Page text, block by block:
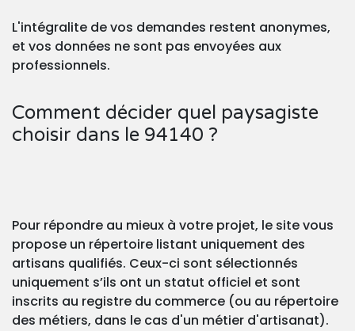
L'intégralite de vos demandes restent anonymes,
et vos données ne sont pas envoyées aux
professionnels.
Comment décider quel paysagiste
choisir dans le 94140 ?
Pour répondre au mieux à votre projet, le site vous
propose un répertoire listant uniquement des
artisans qualifiés. Ceux-ci sont sélectionnés
uniquement s’ils ont un statut officiel et sont
inscrits au registre du commerce (ou au répertoire
des métiers, dans le cas d'un métier d'artisanat).